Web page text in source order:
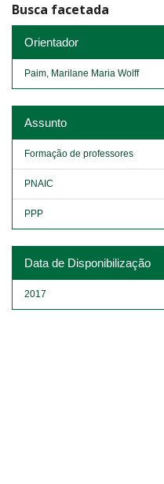
Busca facetada
Orientador
Paim, Marilane Maria Wolff
Assunto
Formação de professores
PNAIC
PPP
Data de Disponibilização
2017